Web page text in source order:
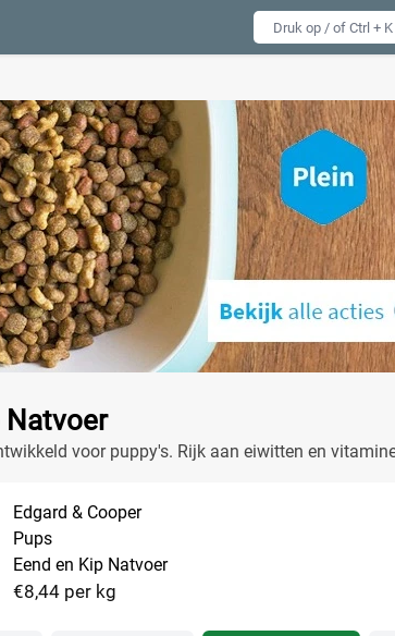
Natvoer
voor puppy's. Rijk aan eiwitten en
Edgard & Cooper
Pups
Eend en Kip Natvoer
€8,44 per kg